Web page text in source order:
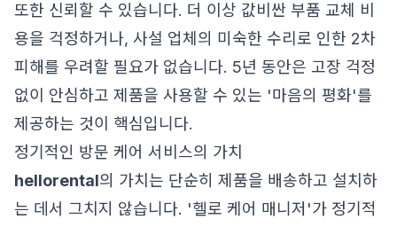
또한 신뢰할 수 있습니다. 더 이상 값비싼 부품 교체 비
용을 걱정하거나, 사설 업체의 미숙한 수리로 인한 2차
피해를 우려할 필요가 없습니다. 5년 동안은 고장 걱정
없이 안심하고 제품을 사용할 수 있는 '마음의 평화'를
제공하는 것이 핵심입니다.
정기적인 방문 케어 서비스의 가치
hellorental의 가치는 단순히 제품을 배송하고 설치하
는 데서 그치지 않습니다. '헬로 케어 매니저'가 정기적